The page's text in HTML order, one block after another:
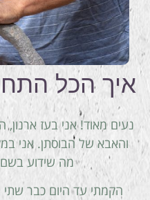
איך הכל
נעים מאוד! אני בעז
והאבא של הבוסתן. אני
מה שידוע
הקמתי עד היום כבר שתי